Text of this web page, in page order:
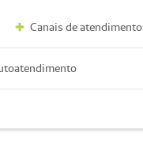
Canais de atendimento